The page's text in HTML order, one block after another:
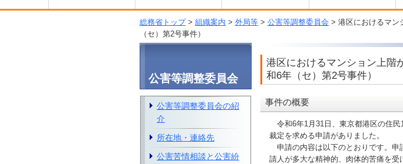
総務省トップ> 組織案内 > 外局等 > 公害等調整委員会 > 港区におけるマン
（セ）第2号事件）
港区におけるマンション上階
和6年（セ）第2号事件）
事件の概要
令和6年1月31日、東京都港区の住
裁定を求める申請がありました。
申請の内容は以下のとおりです。申
請人が多大な精神的、肉体的苦痛を
公害等調整委員会
公害等調整委員会の紹
介
所在地・連絡先
公害苦情相談と公害紛